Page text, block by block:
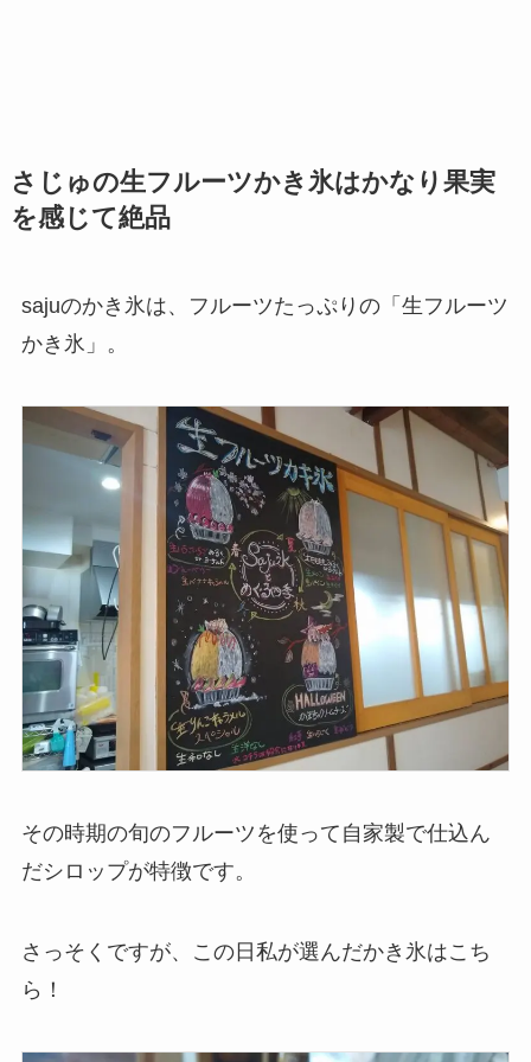
さじゅの生フルーツかき氷はかなり果実
を感じて絶品
sajuのかき氷は、フルーツたっぷりの「生フルーツ
かき氷」。
その時期の旬のフルーツを使って自家製で仕込ん
だシロップが特徴です。
さっそくですが、この日私が選んだかき氷はこち
ら！